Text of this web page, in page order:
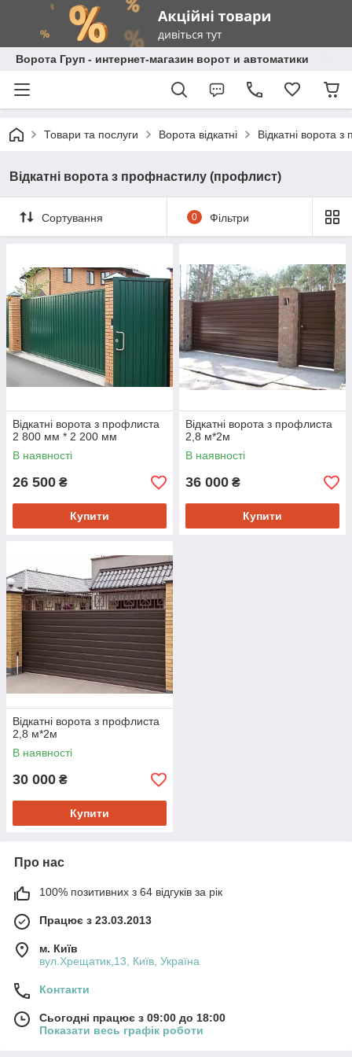
Ворота Груп - интернет-магазин ворот и автоматики
Товари та послуги Ворота відкатні Відкатні ворота
Відкатні ворота з профнастилу (профлист)
Сортування 0 Фільтри
Відкатні ворота з профлиста
2 800 мм * 2 200 мм
В наявності
26 500 ₴
Купити
Відкатні ворота з профлиста
2,8 м*2м
В наявності
36 000 ₴
Купити
Відкатні ворота з профлиста
2,8 м*2м
В наявності
30 000 ₴
Купити
Про нас
100% позитивних з 64 відгуків за рік
Працює з 23.03.2013
м. Київ
вул.Хрещатик,13, Київ, Україна
Контакти
Сьогодні працює з 09:00 до 18:00
Показати весь графік роботи